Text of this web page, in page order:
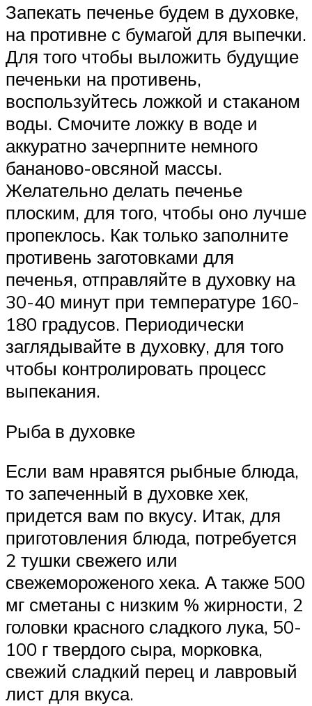
Запекать печенье будем в духовке,
на противне с бумагой для выпечки.
Для того чтобы выложить будущие
печеньки на противень,
воспользуйтесь ложкой и стаканом
воды. Смочите ложку в воде и
аккуратно зачерпните немного
бананово-овсяной массы.
Желательно делать печенье
плоским, для того, чтобы оно лучше
пропеклось. Как только заполните
противень заготовками для
печенья, отправляйте в духовку на
30-40 минут при температуре 160-
180 градусов. Периодически
заглядывайте в духовку, для того
чтобы контролировать процесс
выпекания.
Рыба в духовке
Если вам нравятся рыбные блюда,
то запеченный в духовке хек,
придется вам по вкусу. Итак, для
приготовления блюда, потребуется
2 тушки свежего или
свежемороженого хека. А также 500
мг сметаны с низким % жирности, 2
головки красного сладкого лука, 50-
100 г твердого сыра, морковка,
свежий сладкий перец и лавровый
лист для вкуса.